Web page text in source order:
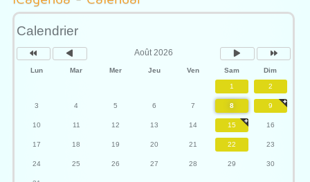
Calendrier
Août 2026
Lun Mar Mer Jeu Ven Sam Dim
1 2
3 4 5 6 7 8 9
10 11 12 13 14 15 16
17 18 19 20 21 22 23
24 25 26 27 28 29 30